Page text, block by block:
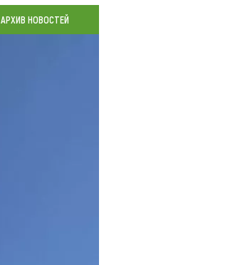
Коллекция впечатлений
АРХИВ НОВОСТЕЙ